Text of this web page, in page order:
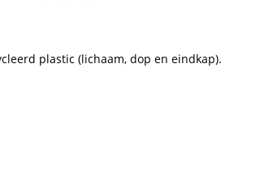
plastic (lichaam, dop en eindkap).